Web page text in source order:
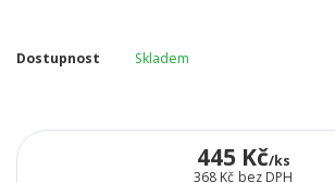
Dostupnost Skladem
445 Kč/ks
368 Kč bez DPH